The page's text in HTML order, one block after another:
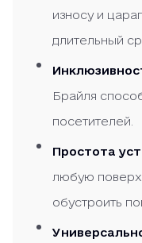
износу и
длительный
Брайля
посетителей.
Простота
любую
обустроить